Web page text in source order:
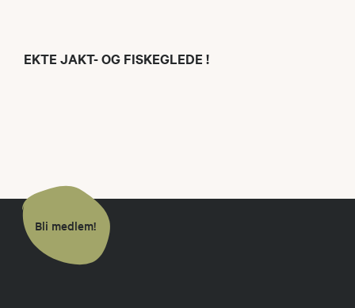
EKTE JAKT- OG FISKEGLEDE !
Bli medlem!